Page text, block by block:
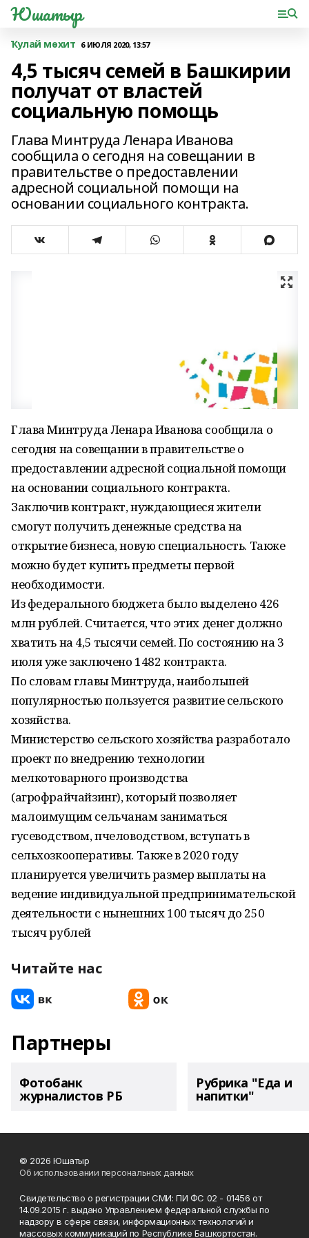
Юшатыр
Ҡулай мөхит 6 ИЮЛЯ 2020, 13:57
4,5 тысяч семей в Башкирии
получат от властей
социальную помощь
Глава Минтруда Ленара Иванова
сообщила о сегодня на совещании в
правительстве о предоставлении
адресной социальной помощи на
основании социального контракта.
Глава Минтруда Ленара Иванова сообщила о
сегодня на совещании в правительстве о
предоставлении адресной социальной помощи
на основании социального контракта.
Заключив контракт, нуждающиеся жители
смогут получить денежные средства на
открытие бизнеса, новую специальность. Также
можно будет купить предметы первой
необходимости.
Из федерального бюджета было выделено 426
млн рублей. Считается, что этих денег должно
хватить на 4,5 тысячи семей. По состоянию на 3
июля уже заключено 1482 контракта.
По словам главы Минтруда, наибольшей
популярностью пользуется развитие сельского
хозяйства.
Министерство сельского хозяйства разработало
проект по внедрению технологии
мелкотоварного производства
(агрофрайчайзинг), который позволяет
малоимущим сельчанам заниматься
гусеводством, пчеловодством, вступать в
сельхозкооперативы. Также в 2020 году
планируется увеличить размер выплаты на
ведение индивидуальной предпринимательской
деятельности с нынешних 100 тысяч до 250
тысяч рублей
Читайте нас
Партнеры
Фотобанк
журналистов РБ
Рубрика "Еда и
напитки"
© 2026 Юшатыр
Об использовании персональных данных
Свидетельство о регистрации СМИ: ПИ ФС 02 - 01456 от
14.09.2015 г. выдано Управлением федеральной службы по
надзору в сфере связи, информационных технологий и
массовых коммуникаций по Республике Башкортостан.